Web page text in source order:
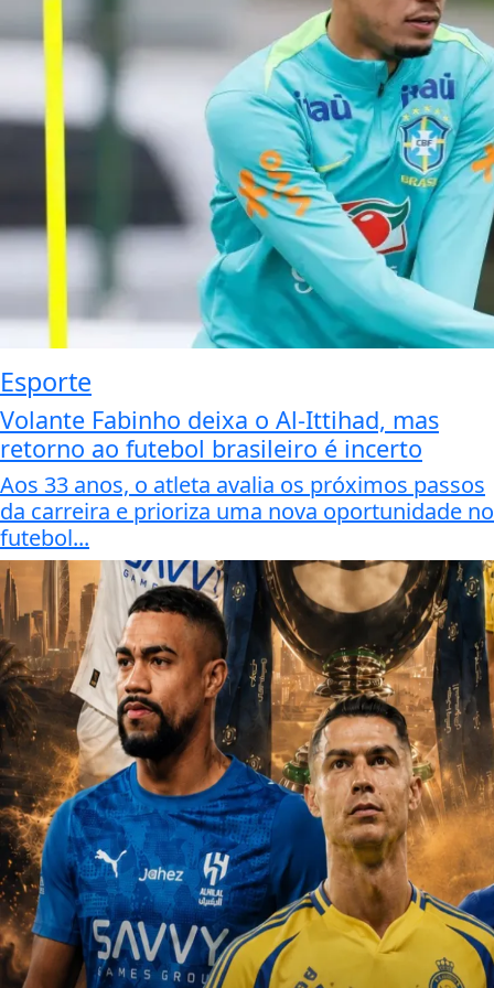
Esporte
Volante Fabinho deixa o Al-Ittihad, mas
retorno ao futebol brasileiro é incerto
Aos 33 anos, o atleta avalia os próximos passos
da carreira e prioriza uma nova oportunidade no
futebol...